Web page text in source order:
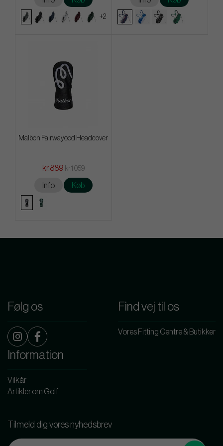
+2
Malbon Fairwayood Headcover
kr.889 kr.1 059
Info Køb
Følg os Find vej til os
Vores Fitting Centre & Butikker
Information
Vilkår
Artikler om Golf
Tilmeld dig vores nyhedsbrev